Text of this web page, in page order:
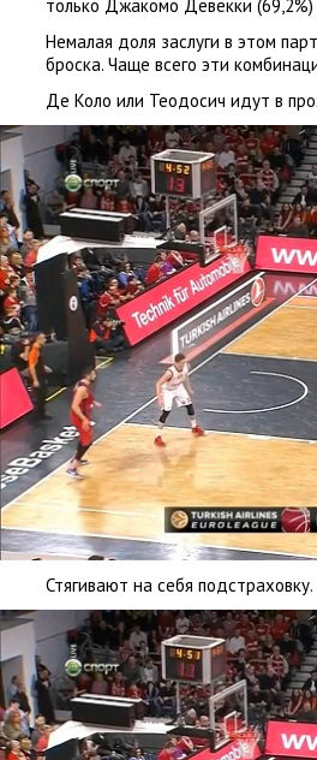
только Джакомо Девекки (
Немалая доля заслуги в этом
броска. Чаще всего эти
Де Коло или Теодосич идут в
Стягивают на себя подстраховку.